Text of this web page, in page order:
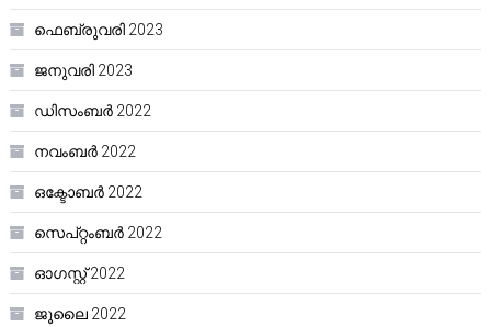
ഫെബ്രുവരി 2023
ജനുവരി 2023
ഡിസംബർ 2022
നവംബർ 2022
ഒക്ടോബർ 2022
സെപ്റ്റംബർ 2022
ഓഗസ്റ്റ്‌ 2022
ജൂലൈ 2022